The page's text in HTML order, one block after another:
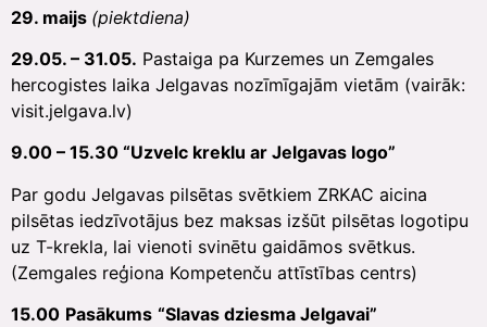
29. maijs (piektdiena)
29.05. – 31.05. Pastaiga pa Kurzemes un Zemgales
hercogistes laika Jelgavas nozīmīgajām vietām (vairāk:
visit.jelgava.lv)
9.00 – 15.30 “Uzvelc kreklu ar Jelgavas logo”
Par godu Jelgavas pilsētas svētkiem ZRKAC aicina
pilsētas iedzīvotājus bez maksas izšūt pilsētas logotipu
uz T-krekla, lai vienoti svinētu gaidāmos svētkus.
(Zemgales reģiona Kompetenču attīstības centrs)
15.00 Pasākums “Slavas dziesma Jelgavai”